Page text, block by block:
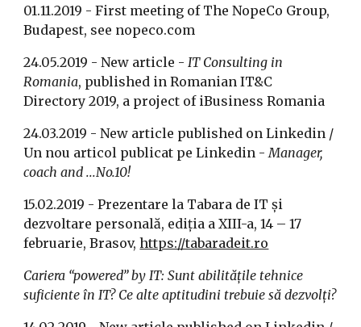
01.11.2019 - First meeting of The NopeCo Group,
Budapest, see nopeco.com
24.05.2019 - New article - IT Consulting in
Romania, published in Romanian IT&C
Directory 2019, a project of iBusiness Romania
24.03.2019 - New article published on Linkedin /
Un nou articol publicat pe Linkedin - Manager,
coach and ...No.10!
15.02.2019 - Prezentare la Tabara de IT și
dezvoltare personală, ediția a XIII-a, 14 – 17
februarie, Brasov, https://tabaradeit.ro
Cariera “powered” by IT: Sunt abilitățile tehnice
suficiente în IT? Ce alte aptitudini trebuie să dezvolți?